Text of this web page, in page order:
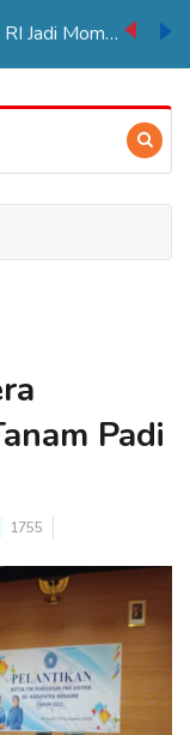
Karnaval Pembangunan HUT ke 81 RI Jadi Momentum Perkuat Persatuan di Merauke
Padi
1755